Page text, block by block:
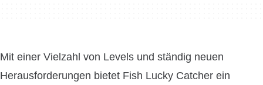
Mit einer Vielzahl von Levels und ständig neuen
Herausforderungen bietet Fish Lucky Catcher ein